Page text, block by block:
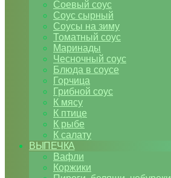
Соевый соус
Соус сырный
Соусы на зиму
Томатный соус
Маринады
Чесночный соус
Блюда в соусе
Горчица
Грибной соус
К мясу
К птице
К рыбе
К салату
ВЫПЕЧКА
Вафли
Коржики